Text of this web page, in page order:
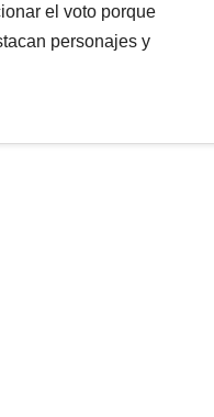
el voto porque
personajes y